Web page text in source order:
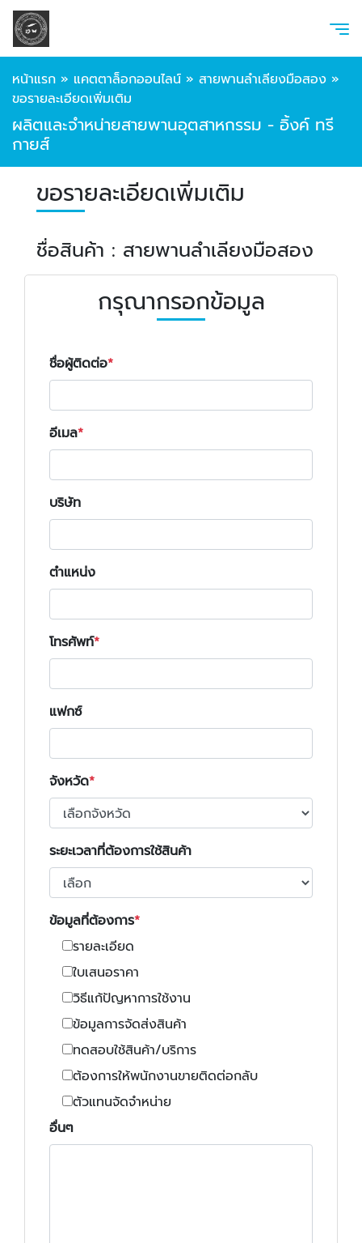
หน้าแรก » แคตตาล็อกออนไลน์ » สายพานลำเลียงมือสอง »
ขอรายละเอียดเพิ่มเติม
ผลิตและจำหน่ายสายพานอุตสาหกรรม - อิ้งค์ ทรี
กายส์
ขอรายละเอียดเพิ่มเติม
ชื่อสินค้า : สายพานลำเลียงมือสอง
กรุณากรอกข้อมูล
ชื่อผู้ติดต่อ
อีเมล
บริษัท
ตำแหน่ง
โทรศัพท์
แฟกซ์
จังหวัด
ระยะเวลาที่ต้องการใช้สินค้า
ข้อมูลที่ต้องการ
รายละเอียด
ใบเสนอราคา
วิธีแก้ปัญหาการใช้งาน
ข้อมูลการจัดส่งสินค้า
ทดสอบใช้สินค้า/บริการ
ต้องการให้พนักงานขายติดต่อกลับ
ตัวแทนจัดจำหน่าย
อื่นๆ